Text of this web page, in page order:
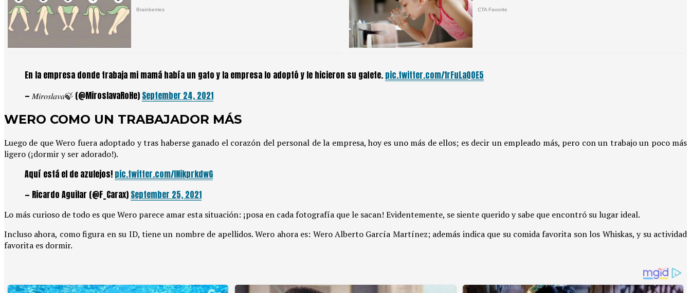
En la empresa donde trabaja mi mamá había un gato y la empresa lo adoptó y le hicieron su gafete. pic.twitter.com/1rFuLaQ0E5
— 𝑀𝑖𝑟𝑜𝑠𝑙𝑎𝑣𝑎🍃 (@MiroslavaRoHe) September 24, 2021
WERO COMO UN TRABAJADOR MÁS
Luego de que Wero fuera adoptado y tras haberse ganado el corazón del personal de la empresa, hoy es uno más de ellos; es decir un empleado más, pero con un trabajo un poco más
ligero (¡dormir y ser adorado!).
Aquí está el de azulejos! pic.twitter.com/INikprkdwG
— Ricardo Aguilar (@F_Carax) September 25, 2021
Lo más curioso de todo es que Wero parece amar esta situación: ¡posa en cada fotografía que le sacan! Evidentemente, se siente querido y sabe que encontró su lugar ideal.
Incluso ahora, como figura en su ID, tiene un nombre de apellidos. Wero ahora es: Wero Alberto García Martínez; además indica que su comida favorita son los Whiskas, y su actividad
favorita es dormir.